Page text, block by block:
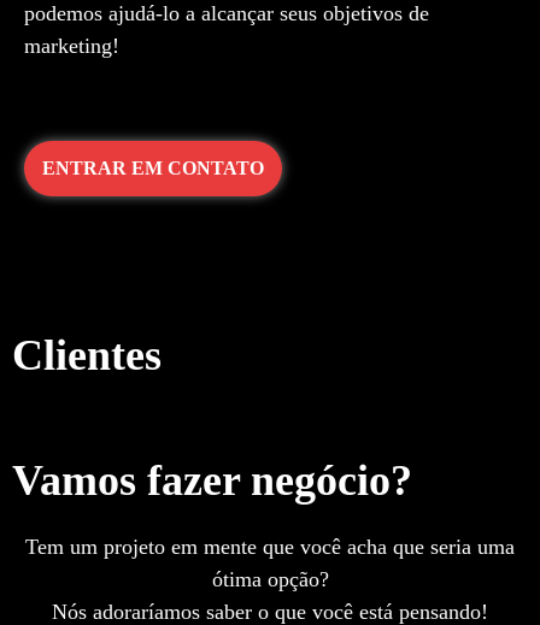
podemos ajudá-lo a alcançar seus objetivos de
marketing!
ENTRAR EM CONTATO
Clientes
Vamos fazer negócio?
Tem um projeto em mente que você acha que seria uma
ótima opção?
Nós adoraríamos saber o que você está pensando!